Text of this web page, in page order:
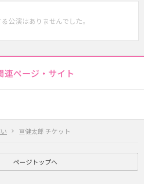
亘健太郎 チケット
公演はありませんでした。
連ページ・サイト
ページトップへ